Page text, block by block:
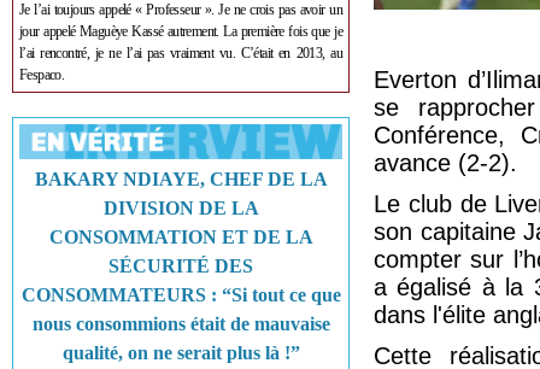
Je l’ai toujours appelé « Professeur ». Je ne crois pas avoir un
jour appelé Maguèye Kassé autrement. La première fois que je
l’ai rencontré, je ne l’ai pas vraiment vu. C’était en 2013, au
Fespaco.
BAKARY NDIAYE, CHEF DE LA
DIVISION DE LA
CONSOMMATION ET DE LA
SÉCURITÉ DES
CONSOMMATEURS : “Si tout ce que
nous consommions était de mauvaise
qualité, on ne serait plus là !”
Everton
se
Conférence,
avance (2-2).
Le club de
son capitaine
compter sur
a égalisé à la
dans l'élite
Cette